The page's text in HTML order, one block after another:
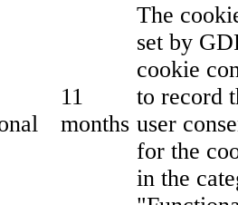
11
months
The
set by
cookie
to record
user
for the
in the